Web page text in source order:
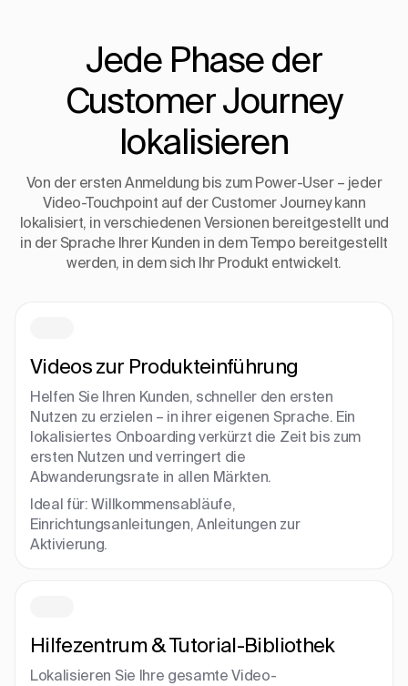
Jede Phase der
Customer Journey
lokalisieren
Von der ersten Anmeldung bis zum Power-User – jeder
Video-Touchpoint auf der Customer Journey kann
lokalisiert, in verschiedenen Versionen bereitgestellt und
in der Sprache Ihrer Kunden in dem Tempo bereitgestellt
werden, in dem sich Ihr Produkt entwickelt.
Videos zur Produkteinführung
Helfen Sie Ihren Kunden, schneller den ersten
Nutzen zu erzielen – in ihrer eigenen Sprache. Ein
lokalisiertes Onboarding verkürzt die Zeit bis zum
ersten Nutzen und verringert die
Abwanderungsrate in allen Märkten.
Ideal für: Willkommensabläufe,
Einrichtungsanleitungen, Anleitungen zur
Aktivierung.
Hilfezentrum & Tutorial-Bibliothek
Lokalisieren Sie Ihre gesamte Video-